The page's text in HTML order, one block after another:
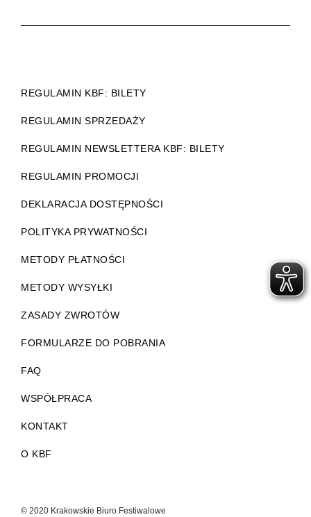
REGULAMIN KBF: BILETY
REGULAMIN SPRZEDAŻY
REGULAMIN NEWSLETTERA KBF: BILETY
REGULAMIN PROMOCJI
DEKLARACJA DOSTĘPNOŚCI
POLITYKA PRYWATNOŚCI
METODY PŁATNOŚCI
METODY WYSYŁKI
ZASADY ZWROTÓW
FORMULARZE DO POBRANIA
FAQ
WSPÓŁPRACA
KONTAKT
O KBF
© 2020 Krakowskie Biuro Festiwalowe